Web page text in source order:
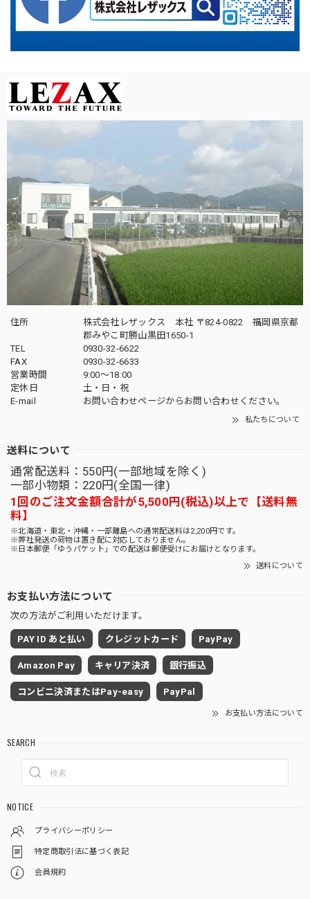
住所
株式会社レザックス 本社 〒824-0822 福岡県京都
郡みやこ町勝山黒田1650-1
TEL
0930-32-6622
FAX
0930-32-6633
営業時間
9:00〜18:00
定休日
土・日・祝
E-mail
お問い合わせページからお問い合わせください。
私たちについて
送料について
通常配送料：550円(一部地域を除く)
一部小物類：220円(全国一律)
1回のご注文金額合計が5,500円(税込)以上で【送料無
料】
※北海道・東北・沖縄・一部離島への通常配送料は2,200円です。
※弊社発送の荷物は置き配に対応しておりません。
※日本郵便「ゆうパケット」での配送は郵便受けにお届けとなります。
送料について
お支払い方法について
次の方法がご利用いただけます。
PAY ID あと払い クレジットカード PayPay
Amazon Pay キャリア決済 銀行振込
コンビニ決済またはPay-easy PayPal
お支払い方法について
SEARCH
NOTICE
プライバシーポリシー
特定商取引法に基づく表記
会員規約